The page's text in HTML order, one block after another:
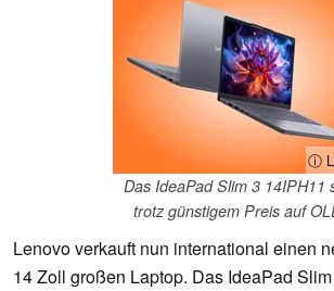
ⓘ
Das IdeaPad Slim 3 14IPH11
trotz günstigem Preis auf
Lenovo verkauft nun international einen
14 Zoll großen Laptop. Das IdeaPad